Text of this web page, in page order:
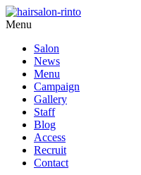
Menu
Salon
News
Menu
Campaign
Gallery
Staff
Blog
Access
Recruit
Contact